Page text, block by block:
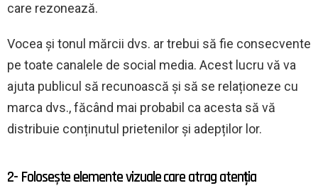
care rezonează.
Vocea și tonul mărcii dvs. ar trebui să fie consecvente
pe toate canalele de social media. Acest lucru vă va
ajuta publicul să recunoască și să se relaționeze cu
marca dvs., făcând mai probabil ca acesta să vă
distribuie conținutul prietenilor și adepților lor.
2- Folosește elemente vizuale care atrag atenția